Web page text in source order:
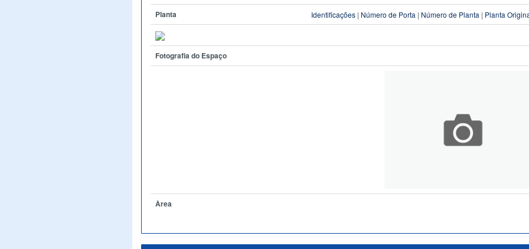
Planta
Identificações | Número de Porta | Número de Planta | Planta
Fotografia do Espaço
Àrea